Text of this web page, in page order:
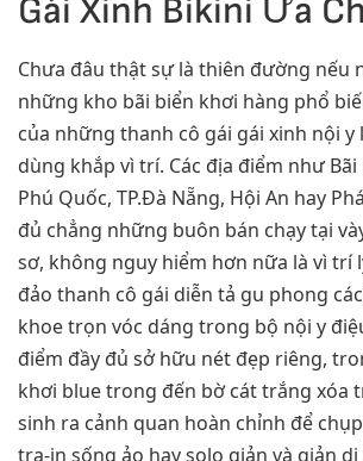
Gái Xinh Bikini Ưa
Chưa đâu thật sự là thiên đường nếu
những kho bãi biển khơi hàng phổ
của những thanh cô gái gái xinh nội y
dùng khắp vì trí. Các địa điểm như Bãi
Phú Quốc, TP.Đà Nẵng, Hội An hay
đủ chẳng những buôn bán chạy tại
sơ, không nguy hiểm hơn nữa là vì trí
đảo thanh cô gái diễn tả gu phong
khoe trọn vóc dáng trong bộ nội y
điểm đầy đủ sở hữu nét đẹp riêng,
khơi blue trong đến bờ cát trắng xóa
sinh ra cảnh quan hoàn chỉnh để
tra-in sống ảo hay solo giản và giản dị